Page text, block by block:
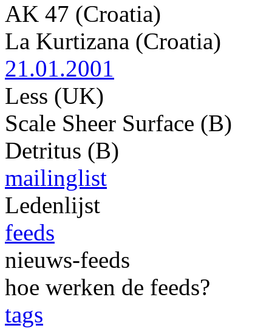
AK 47 (Croatia)
La Kurtizana (Croatia)
21.01.2001
Less (UK)
Scale Sheer Surface (B)
Detritus (B)
mailinglist
Ledenlijst
feeds
nieuws-feeds
hoe werken de feeds?
tags